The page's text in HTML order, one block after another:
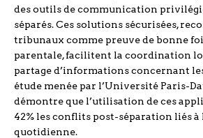
des outils de communication
séparés. Ces solutions sécurisées,
tribunaux comme preuve de bonne
parentale, facilitent la coordination
partage d’informations concernant
étude menée par l’Université Paris-
démontre que l’utilisation de ces
42% les conflits post-séparation liés à
quotidienne.